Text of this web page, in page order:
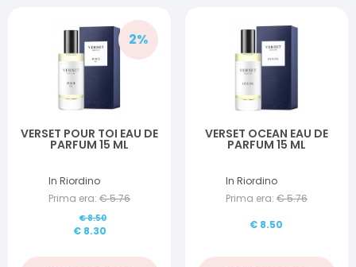
2%
VERSET POUR TOI EAU DE
PARFUM 15 ML
In Riordino
Prima era: €5.76
€8.50
€ 8.30
VERSET OCEAN EAU DE
PARFUM 15 ML
In Riordino
Prima era: €5.76
€ 8.50